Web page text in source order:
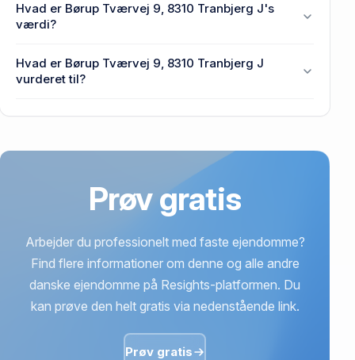
Tværvej 9, 8310 Tranbjerg J.
Hvad er Børup Tværvej 9, 8310 Tranbjerg J's
værdi?
Tranbjerg J senest blev handlet i 1982.
Hvad er Børup Tværvej 9, 8310 Tranbjerg J
vurderet til?
Prøv gratis
Arbejder du professionelt med faste ejendomme?
Find flere informationer om denne og alle andre
danske ejendomme på Resights-platformen. Du
kan prøve den helt gratis via nedenstående link.
Prøv gratis